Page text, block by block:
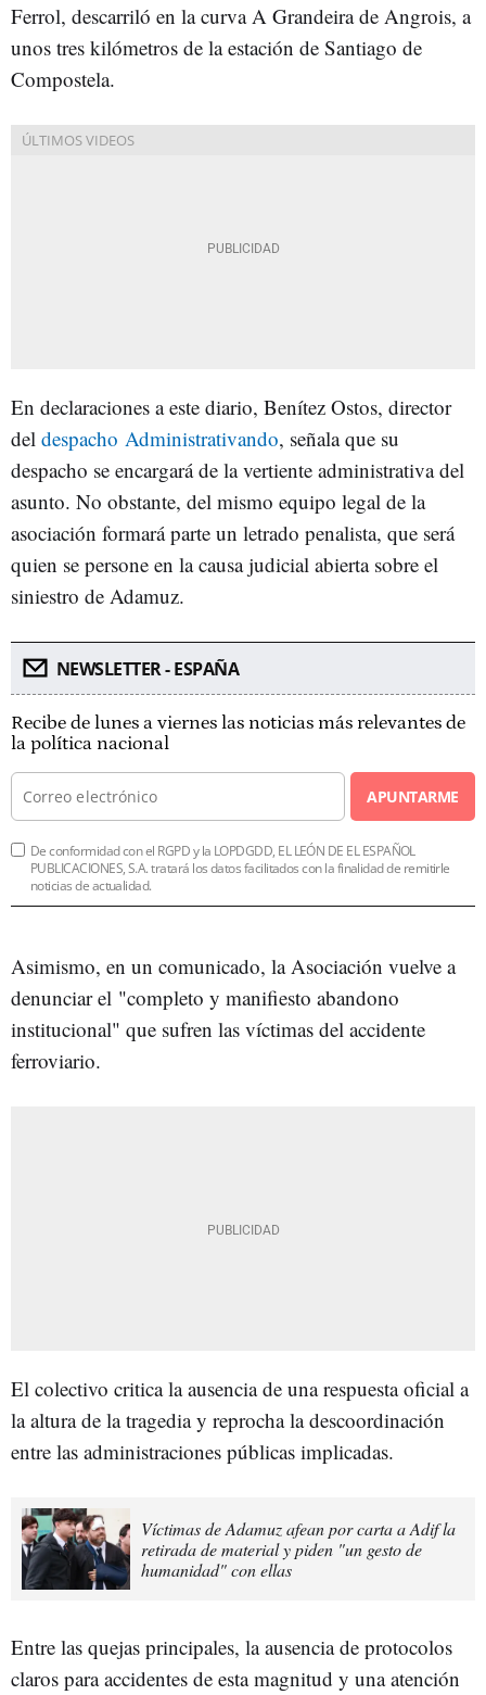
Ferrol, descarriló en la curva A Grandeira de Angrois, a
unos tres kilómetros de la estación de Santiago de
Compostela.
En declaraciones a este diario, Benítez Ostos, director
del despacho Administrativando, señala que su
despacho se encargará de la vertiente administrativa del
asunto. No obstante, del mismo equipo legal de la
asociación formará parte un letrado penalista, que será
quien se persone en la causa judicial abierta sobre el
siniestro de Adamuz.
NEWSLETTER - ESPAÑA
Recibe de lunes a viernes las noticias más relevantes de
la política nacional
APUNTARME
De conformidad con el RGPD y la LOPDGDD, EL LEÓN DE EL ESPAÑOL
PUBLICACIONES, S.A. tratará los datos facilitados con la finalidad de remitirle
noticias de actualidad.
Asimismo, en un comunicado, la Asociación vuelve a
denunciar el "completo y manifiesto abandono
institucional" que sufren las víctimas del accidente
ferroviario.
El colectivo critica la ausencia de una respuesta oficial a
la altura de la tragedia y reprocha la descoordinación
entre las administraciones públicas implicadas.
Víctimas de Adamuz afean por carta a Adif la
retirada de material y piden "un gesto de
humanidad" con ellas
Entre las quejas principales, la ausencia de protocolos
claros para accidentes de esta magnitud y una atención